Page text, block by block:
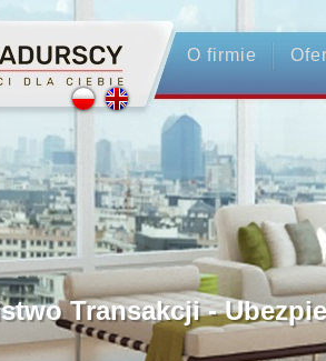
O firmie
Pośrednictwo
Transakcji -